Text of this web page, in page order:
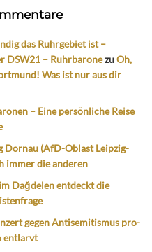
das Ruhrgebiet ist –
DSW21 – RuhrbaronezuOh,
Was ist nur aus dir
– Eine persönliche Reise
Dornau (AfD-Oblast Leipzig-
immer die anderen
Dağdelen entdeckt die
gegen Antisemitismus pro-
entlarvt